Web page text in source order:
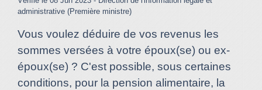
administrative (Première ministre)
Vous voulez déduire de vos revenus les
sommes versées à votre époux(se) ou ex-
époux(se) ? C'est possible, sous certaines
conditions, pour la pension alimentaire, la